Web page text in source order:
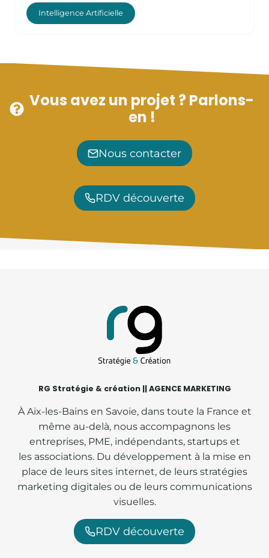
Intelligence Artificielle
Vous avez un projet ? Parlons-
en !
Nous contacter
RDV découverte
RG Stratégie & création || AGENCE MARKETING
À Aix-les-Bains en Savoie, dans toute la France et
même au-delà, nous accompagnons les
entreprises, PME, indépendants, startups et
les associations. Du développement à la mise en
place de leurs sites internet, de leurs stratégies
marketing digitales ou de leurs communications
visuelles.
RDV découverte